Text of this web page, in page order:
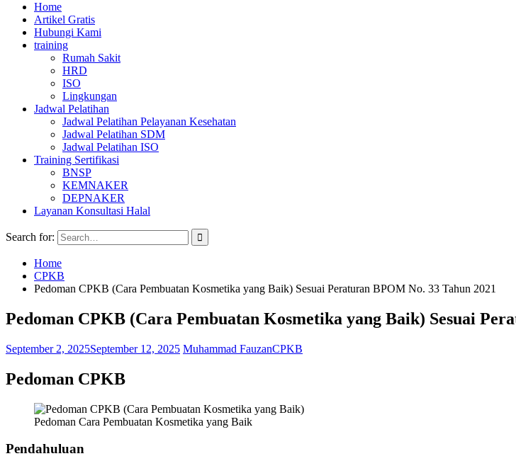
Home
Artikel Gratis
Hubungi Kami
training
Rumah Sakit
HRD
ISO
Lingkungan
Jadwal Pelatihan
Jadwal Pelatihan Pelayanan Kesehatan
Jadwal Pelatihan SDM
Jadwal Pelatihan ISO
Training Sertifikasi
BNSP
KEMNAKER
DEPNAKER
Layanan Konsultasi Halal
Search for:
Home
CPKB
Pedoman CPKB (Cara Pembuatan Kosmetika yang Baik) Sesuai Peraturan BPOM No. 33 Tahun 2021
Pedoman CPKB (Cara Pembuatan Kosmetika yang Baik) Sesuai
September 2, 2025September 12, 2025 Muhammad FauzanCPKB
Pedoman CPKB
Pedoman Cara Pembuatan Kosmetika yang Baik
Pendahuluan